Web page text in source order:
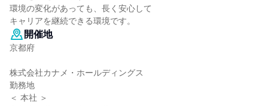
環境の変化があっても、長く安心して
キャリアを継続できる環境です。
開催地
京都府
株式会社カナメ・ホールディングス
勤務地
＜ 本社 ＞